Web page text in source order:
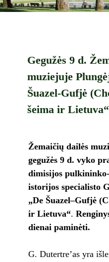
Gegužės 9 d.
muziejuje
Šuazel-Gufjė
šeima ir Lietuva“
Žemaičių dailės
gegužės 9 d. vyko
dimisijos
istorijos specialisto
„De Šuazel–Gufjė
ir Lietuva“.
dienai paminėti.
G. Dutertre’as yra